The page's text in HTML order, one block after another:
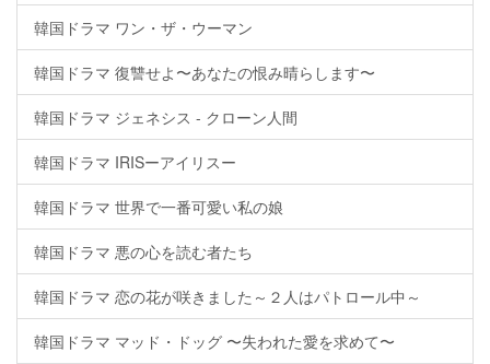
韓国ドラマ ワン・ザ・ウーマン
韓国ドラマ 復讐せよ〜あなたの恨み晴らします〜
韓国ドラマ ジェネシス - クローン人間
韓国ドラマ IRISーアイリスー
韓国ドラマ 世界で一番可愛い私の娘
韓国ドラマ 悪の心を読む者たち
韓国ドラマ 恋の花が咲きました～２人はパトロール中～
韓国ドラマ マッド・ドッグ 〜失われた愛を求めて〜